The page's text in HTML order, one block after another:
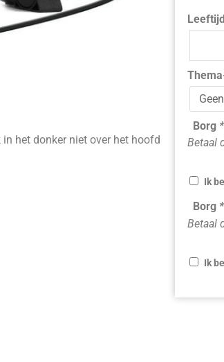
het donker niet over het hoofd
Leeftijd
Borg *
Betaal
Ik
Borg *
Betaal
Ik